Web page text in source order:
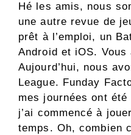
Hé les amis, nous
une autre revue de
prêt à l’emploi, un
Android et iOS.
Aujourd’hui, nous
League. Funday
mes journées ont
j’ai commencé à
temps. Oh, combien